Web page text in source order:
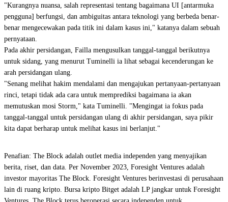
"Kurangnya nuansa, salah representasi tentang bagaimana UI [antarmuka
pengguna] berfungsi, dan ambiguitas antara teknologi yang berbeda benar-
benar mengecewakan pada titik ini dalam kasus ini," katanya dalam sebuah
pernyataan.
Pada akhir persidangan, Failla mengusulkan tanggal-tanggal berikutnya
untuk sidang, yang menurut Tuminelli ia lihat sebagai kecenderungan ke
arah persidangan ulang.
"Senang melihat hakim mendalami dan mengajukan pertanyaan-pertanyaan
rinci, tetapi tidak ada cara untuk memprediksi bagaimana ia akan
memutuskan mosi Storm," kata Tuminelli. "Mengingat ia fokus pada
tanggal-tanggal untuk persidangan ulang di akhir persidangan, saya pikir
kita dapat berharap untuk melihat kasus ini berlanjut."
Penafian: The Block adalah outlet media independen yang menyajikan
berita, riset, dan data. Per November 2023, Foresight Ventures adalah
investor mayoritas The Block. Foresight Ventures berinvestasi di perusahaan
lain di ruang kripto. Bursa kripto Bitget adalah LP jangkar untuk Foresight